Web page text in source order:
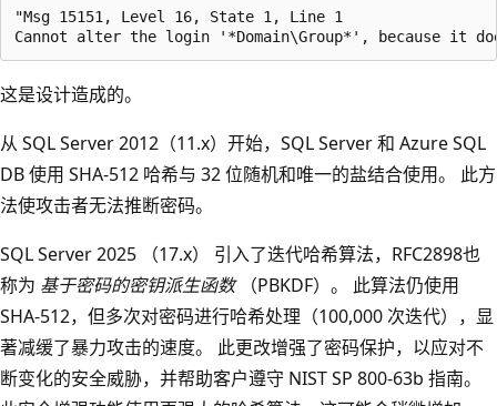
"Msg 15151, Level 16, State 1, Line 1
这是设计造成的。
从 SQL Server 2012（11.x）开始，SQL Server 和 Azure SQL
DB 使用 SHA-512 哈希与 32 位随机和唯一的盐结合使用。 此方
法使攻击者无法推断密码。
SQL Server 2025 （17.x） 引入了迭代哈希算法，RFC2898也
称为 基于密码的密钥派生函数（PBKDF）。 此算法仍使用
SHA-512，但多次对密码进行哈希处理（100,000 次迭代），显
著减缓了暴力攻击的速度。 此更改增强了密码保护，以应对不
断变化的安全威胁，并帮助客户遵守 NIST SP 800-63b 指南。